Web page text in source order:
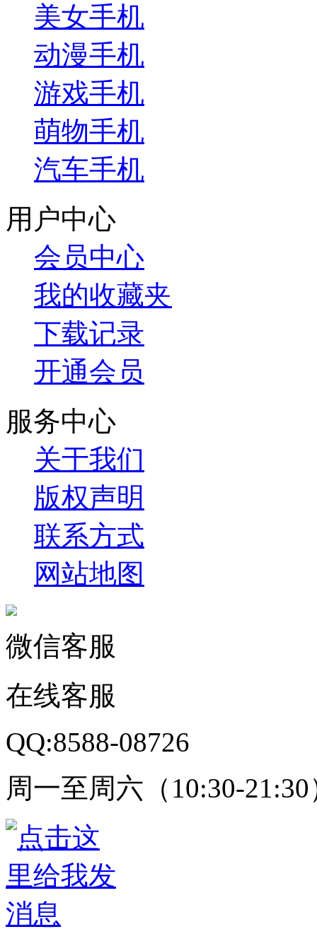
美女手机
动漫手机
游戏手机
萌物手机
汽车手机
用户中心
会员中心
我的收藏夹
下载记录
开通会员
服务中心
关于我们
版权声明
联系方式
网站地图
微信客服
在线客服
QQ:8588-08726
周一至周六（10:30-21:30